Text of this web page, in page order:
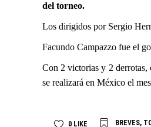
del torneo.
Los dirigidos por Sergio
Facundo Campazzo fue el
Con 2 victorias y 2 derrotas,
se realizará en México el
0 LIKE BREVES,